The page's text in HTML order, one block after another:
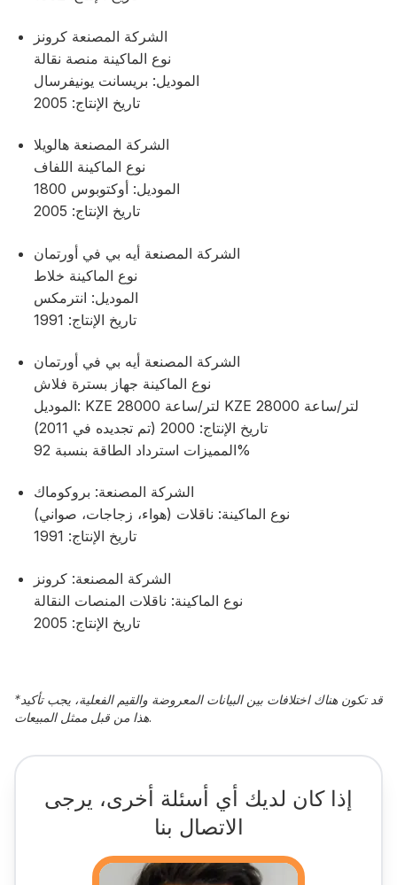
الشركة المصنعة كرونز
نوع الماكينة منصة نقالة
الموديل: بريسانت يونيفرسال
تاريخ الإنتاج: 2005
الشركة المصنعة هالويلا
نوع الماكينة اللفاف
الموديل: أوكتوبوس 1800
تاريخ الإنتاج: 2005
الشركة المصنعة أيه بي في أورتمان
نوع الماكينة خلاط
الموديل: انترمكس
تاريخ الإنتاج: 1991
الشركة المصنعة أيه بي في أورتمان
نوع الماكينة جهاز بسترة فلاش
الموديل: KZE 28000 لتر/ساعة KZE 28000 لتر/ساعة
تاريخ الإنتاج: 2000 (تم تجديده في 2011)
المميزات استرداد الطاقة بنسبة 92%
الشركة المصنعة: بروكوماك
نوع الماكينة: ناقلات (هواء، زجاجات، صواني)
تاريخ الإنتاج: 1991
الشركة المصنعة: كرونز
نوع الماكينة: ناقلات المنصات النقالة
تاريخ الإنتاج: 2005
*قد تكون هناك اختلافات بين البيانات المعروضة والقيم الفعلية، يجب تأكيد
هذا من قبل ممثل المبيعات.
إذا كان لديك أي أسئلة أخرى، يرجى
الاتصال بنا